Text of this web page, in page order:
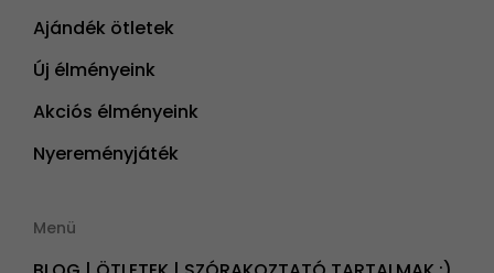
Ajándék ötletek
Új élményeink
Akciós élményeink
Nyereményjáték
Menü